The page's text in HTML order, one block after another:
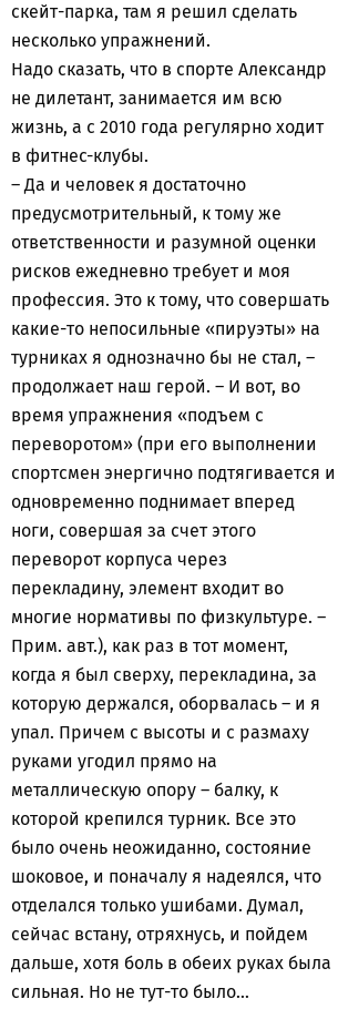
скейт-парка, там я решил сделать
несколько упражнений.
Надо сказать, что в спорте Александр
не дилетант, занимается им всю
жизнь, а с 2010 года регулярно ходит
в фитнес-клубы.
– Да и человек я достаточно
предусмотрительный, к тому же
ответственности и разумной оценки
рисков ежедневно требует и моя
профессия. Это к тому, что совершать
какие-то непосильные «пируэты» на
турниках я однозначно бы не стал, –
продолжает наш герой. – И вот, во
время упражнения «подъем с
переворотом» (при его выполнении
спортсмен энергично подтягивается и
одновременно поднимает вперед
ноги, совершая за счет этого
переворот корпуса через
перекладину, элемент входит во
многие нормативы по физкультуре. –
Прим. авт.), как раз в тот момент,
когда я был сверху, перекладина, за
которую держался, оборвалась – и я
упал. Причем с высоты и с размаху
руками угодил прямо на
металлическую опору – балку, к
которой крепился турник. Все это
было очень неожиданно, состояние
шоковое, и поначалу я надеялся, что
отделался только ушибами. Думал,
сейчас встану, отряхнусь, и пойдем
дальше, хотя боль в обеих руках была
сильная. Но не тут-то было…